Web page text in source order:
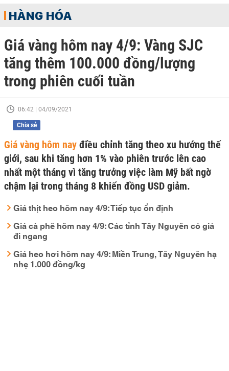
HÀNG HÓA
Giá vàng hôm nay 4/9: Vàng SJC
tăng thêm 100.000 đồng/lượng
trong phiên cuối tuần
06:42 | 04/09/2021
Chia sẻ
Giá vàng hôm nay điều chỉnh tăng theo xu hướng thế
giới, sau khi tăng hơn 1% vào phiên trước lên cao
nhất một tháng vì tăng trưởng việc làm Mỹ bất ngờ
chậm lại trong tháng 8 khiến đồng USD giảm.
Giá thịt heo hôm nay 4/9: Tiếp tục ổn định
Giá cà phê hôm nay 4/9: Các tỉnh Tây Nguyên có giá
đi ngang
Giá heo hơi hôm nay 4/9: Miền Trung, Tây Nguyên hạ
nhẹ 1.000 đồng/kg